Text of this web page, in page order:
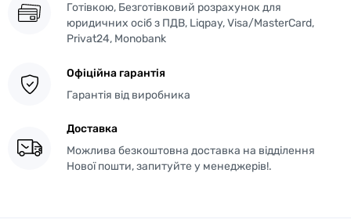
Готівкою, Безготівковий розрахунок для
юридичних осіб з ПДВ, Liqpay, Visa/MasterCard,
Privat24, Monobank
Офіційна гарантія
Гарантія від виробника
Доставка
Можлива безкоштовна доставка на відділення
Нової пошти, запитуйте у менеджерів!.